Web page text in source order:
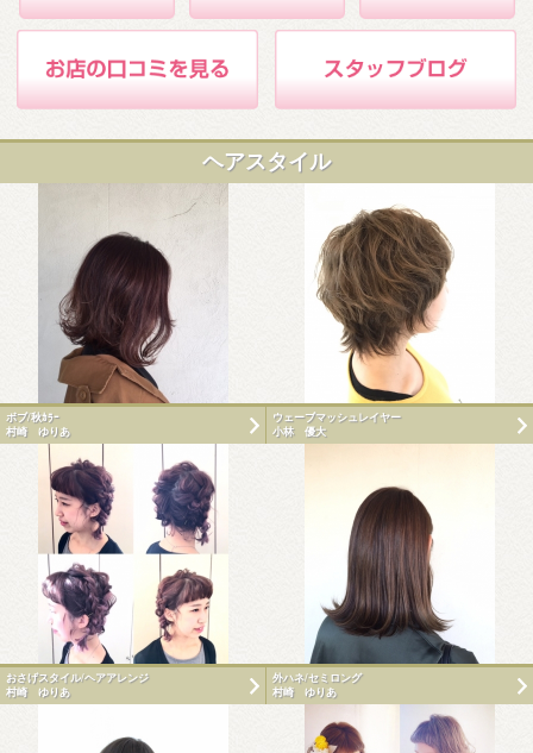
ヘアスタイル
ボブ/秋ｶﾗｰ
村崎 ゆりあ
ウェーブマッシュレイヤー
小林 優大
おさげスタイル/ヘアアレンジ
村崎 ゆりあ
外ハネ/セミロング
村崎 ゆりあ